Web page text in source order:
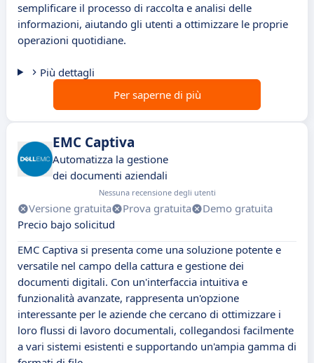
semplificare il processo di raccolta e analisi delle
informazioni, aiutando gli utenti a ottimizzare le proprie
operazioni quotidiane.
Più dettagli
Per saperne di più
EMC Captiva
Automatizza la gestione
dei documenti aziendali
Nessuna recensione degli utenti
Versione gratuita Prova gratuita
Demo gratuita
Precio bajo solicitud
EMC Captiva si presenta come una soluzione potente e
versatile nel campo della cattura e gestione dei
documenti digitali. Con un'interfaccia intuitiva e
funzionalità avanzate, rappresenta un'opzione
interessante per le aziende che cercano di ottimizzare i
loro flussi di lavoro documentali, collegandosi facilmente
a vari sistemi esistenti e supportando un'ampia gamma di